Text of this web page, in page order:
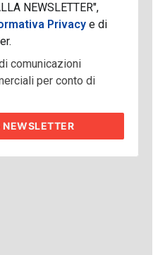
NEWSLETTER",
Privacy e di
comunicazioni
per conto di
NEWSLETTER